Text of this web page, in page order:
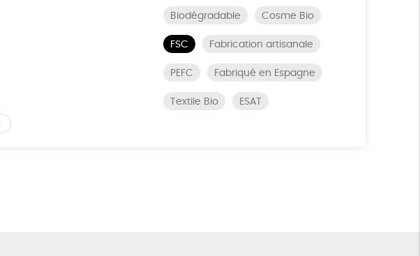
Biodégradable Cosme Bio
FSC Fabrication artisanale
PEFC Fabriqué en Espagne
Textile Bio ESAT